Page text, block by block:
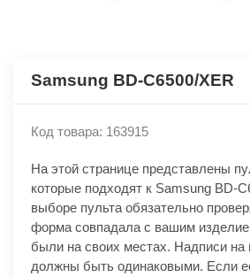
Samsung BD-C6500/XER
Код товара: 163915
На этой странице представлены
которые подходят к Samsung BD-
выборе пульта обязательно
форма совпадала с вашим
были на своих местах. Надписи на
должны быть одинаковыми. Если